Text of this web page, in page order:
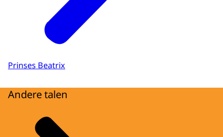
Prinses Beatrix
Andere talen